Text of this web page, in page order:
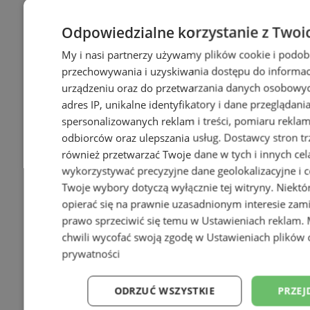
Odpowiedzialne korzystanie z
My i nasi partnerzy używamy plików cookie i
przechowywania i uzyskiwania dostępu do
urządzeniu oraz do przetwarzania danych
adres IP, unikalne identyfikatory i dane
spersonalizowanych reklam i treści, pomiaru
odbiorców oraz ulepszania usług. Dostawcy stron
również przetwarzać Twoje dane w tych i innych
wykorzystywać precyzyjne dane geolokalizacyjne i
Twoje wybory dotyczą wyłącznie tej witryny.
opierać się na prawnie uzasadnionym interesie
prawo sprzeciwić się temu w Ustawieniach reklam.
chwili wycofać swoją zgodę w Ustawieniach plików
prywatności
ODRZUĆ WSZYSTKIE